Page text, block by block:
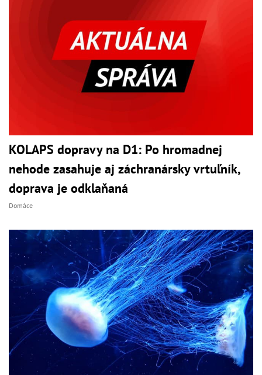
KOLAPS dopravy na D1: Po hromadnej
nehode zasahuje aj záchranársky vrtuľník,
doprava je odklaňaná
Domáce